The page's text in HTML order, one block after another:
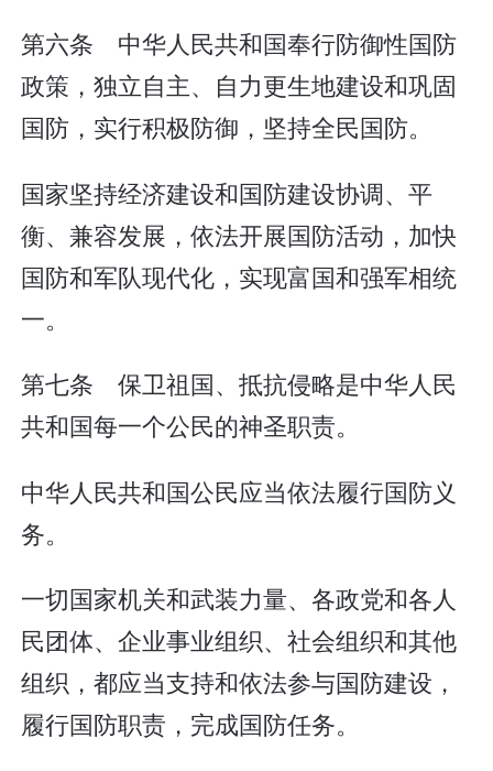
第六条 中华人民共和国奉行防御性国防
政策，独立自主、自力更生地建设和巩固
国防，实行积极防御，坚持全民国防。
国家坚持经济建设和国防建设协调、平
衡、兼容发展，依法开展国防活动，加快
国防和军队现代化，实现富国和强军相统
一。
第七条 保卫祖国、抵抗侵略是中华人民
共和国每一个公民的神圣职责。
中华人民共和国公民应当依法履行国防义
务。
一切国家机关和武装力量、各政党和各人
民团体、企业事业组织、社会组织和其他
组织，都应当支持和依法参与国防建设，
履行国防职责，完成国防任务。